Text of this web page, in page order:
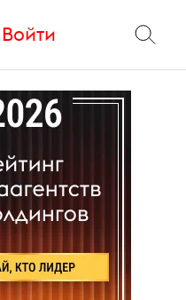
Войти